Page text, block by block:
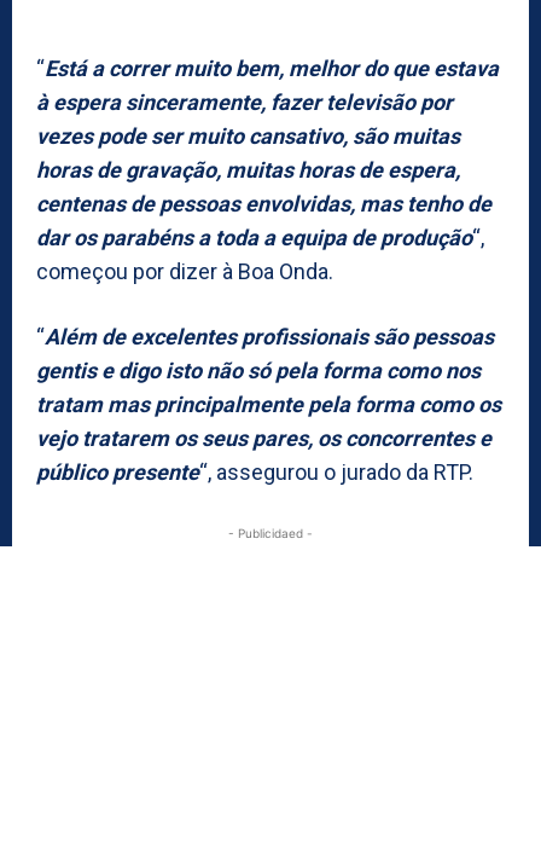
“Está a correr muito bem, melhor do que estava
à espera sinceramente, fazer televisão por
vezes pode ser muito cansativo, são muitas
horas de gravação, muitas horas de espera,
centenas de pessoas envolvidas, mas tenho de
dar os parabéns a toda a equipa de produção“,
começou por dizer à Boa Onda.
“Além de excelentes profissionais são pessoas
gentis e digo isto não só pela forma como nos
tratam mas principalmente pela forma como os
vejo tratarem os seus pares, os concorrentes e
público presente“, assegurou o jurado da RTP.
- Publicidaed -